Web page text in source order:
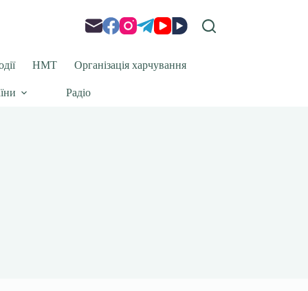
НМТ Організація харчування
Радіо